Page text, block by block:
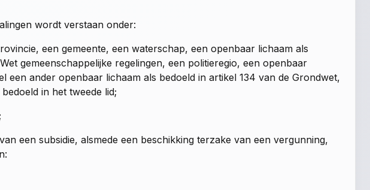
wordt verstaan onder:
een gemeente, een waterschap, een openbaar lichaam als
gemeenschappelijke regelingen, een politieregio, een openbaar
een ander openbaar lichaam als bedoeld inartikel 134 van de Grondwet,
in het tweede lid;
;
een subsidie, alsmede een beschikking terzake van een vergunning,